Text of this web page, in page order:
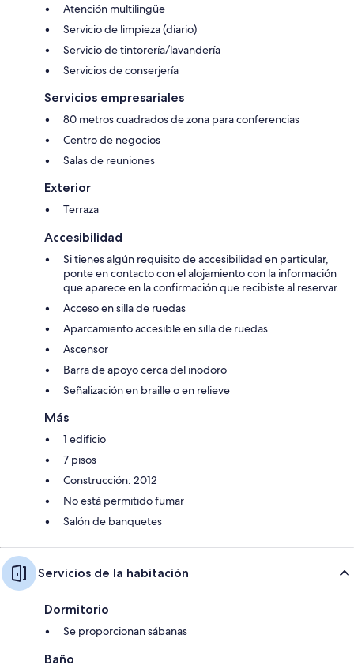
Atención multilingüe
Servicio de limpieza (diario)
Servicio de tintorería/lavandería
Servicios de conserjería
Servicios empresariales
80 metros cuadrados de zona para conferencias
Centro de negocios
Salas de reuniones
Exterior
Terraza
Accesibilidad
Si tienes algún requisito de accesibilidad en particular,
ponte en contacto con el alojamiento con la información
que aparece en la confirmación que recibiste al reservar.
Acceso en silla de ruedas
Aparcamiento accesible en silla de ruedas
Ascensor
Barra de apoyo cerca del inodoro
Señalización en braille o en relieve
Más
1 edificio
7 pisos
Construcción: 2012
No está permitido fumar
Salón de banquetes
Servicios de la habitación
Dormitorio
Se proporcionan sábanas
Baño